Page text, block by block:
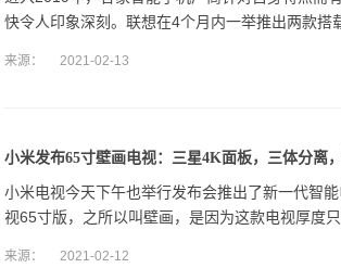
快令人印象深刻。联想在4个月内一举推出两款搭
来源： 2021-02-13
小米发布65寸壁画电视：三星4K面板，三体分离
小米电视今天下午也举行发布会推出了新一代智
视65寸版，之所以叫壁画，是因为这款电视厚度
来源： 2021-02-12